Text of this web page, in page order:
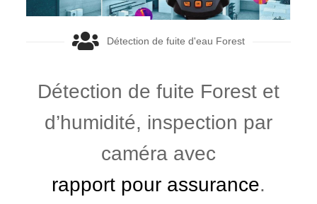
Détection de fuite d'eau Forest
Détection de fuite Forest et
d’humidité, inspection par
caméra avec
rapport pour assurance.